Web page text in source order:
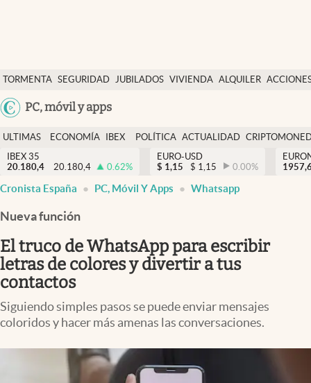
TORMENTA SEGURIDAD JUBILADOS VIVIENDA ALQUILER
USA
PC, móvil y apps
Economía y finanzas
Política
Actualidad
Criptomonedas
España
ULTIMAS
NOTICIAS
ECONOMÍA
FINANZAS
IBEX
EURO
POLÍTICA ACTUALIDAD
IBEX 35
20.180,4
20.180,4 0.62%
EURO-USD
$ 1,15 $ 1,15 0.00%
Cronista España PC, Móvil Y Apps Whatsapp
Nueva función
El truco de WhatsApp para escribir
letras de colores y divertir a tus
contactos
Siguiendo simples pasos se puede enviar mensajes
coloridos y hacer más amenas las conversaciones.